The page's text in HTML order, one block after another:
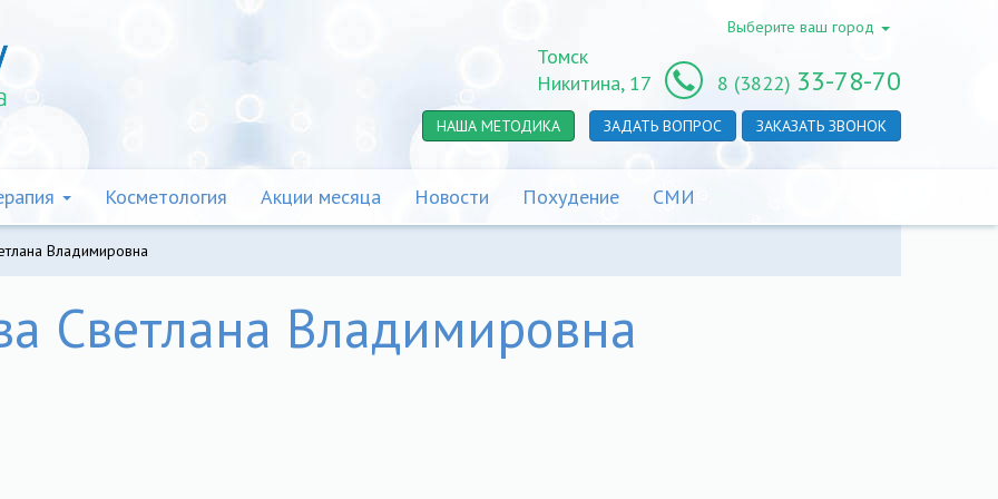
Выберите ваш город
Томск
Никитина, 17
8 (3822) 33-78-70
НАША МЕТОДИКА ЗАДАТЬ ВОПРОС ЗАКАЗАТЬ ЗВОНОК
Косметология Акции месяца Новости Похудение СМИ
Владимировна
Светлана Владимировна